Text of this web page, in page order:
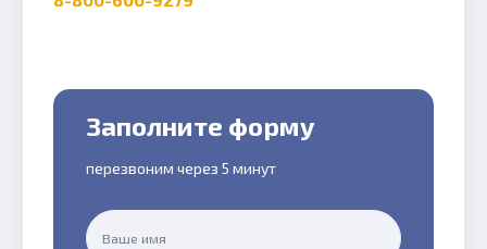
Заполните форму
перезвоним через 5 минут
Ваше имя